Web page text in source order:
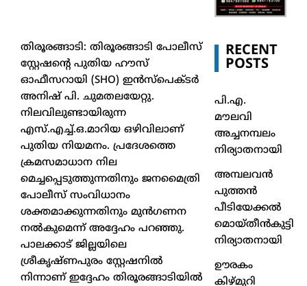
തിരൂരങ്ങാടി: തിരൂരങ്ങാടി പോലീസ്
സ്റ്റേഷന്റെ പുതിയ ഹൗസ്
ഓഫീസറായി (SHO) ഇൻസ്പെക്ടർ
അനിഷ് പി. ചുമതലയേറ്റു.
നിലവിലുണ്ടായിരുന്ന
എസ്.എച്ച്.ഒ.മാറിയ ഒഴിവിലാണ്
പുതിയ നിയമനം. ​പ്രദേശത്തെ
ക്രമസമാധാന നില
മെച്ചപ്പെടുത്തുന്നതിനും ജനമൈത്രി
പോലീസ് സംവിധാനം
ശക്തമാക്കുന്നതിനും മുൻഗണന
നൽകുമെന്ന് അദ്ദേഹം പറഞ്ഞു.
പാലക്കാട് ജില്ലയിലെ
ശ്രീകൃഷ്ണപുരം സ്റ്റേഷനിൽ
നിന്നാണ് ഇദ്ദേഹം തിരൂരങ്ങാടിയിൽ
RECENT
POSTS
പി.എ.
മൗലവി
അച്ചനമ്പലം
നിര്യാതനായി
അമ്പലവൻ
പുത്തൻ
പീടിയേക്കൽ
മൊയ്തീൻകുട്ടി
നിര്യാതനായി
ഊരകം
കിഴ്മുറി